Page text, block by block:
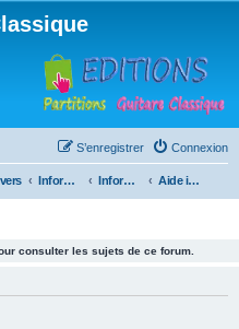
Connexion
S’enregistrer
Informatique Informatique Aide informatique.
consulter les sujets de ce forum.